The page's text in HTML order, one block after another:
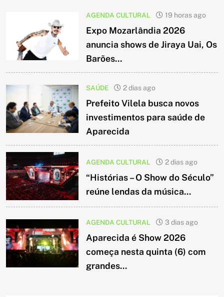
AGENDA CULTURAL 19 horas ago
Expo Mozarlândia 2026
anuncia shows de Jiraya Uai, Os
Barões...
SAÚDE 2 dias ago
Prefeito Vilela busca novos
investimentos para saúde de
Aparecida
AGENDA CULTURAL 2 dias ago
“Histórias – O Show do Século”
reúne lendas da música...
AGENDA CULTURAL 3 dias ago
Aparecida é Show 2026
começa nesta quinta (6) com
grandes...